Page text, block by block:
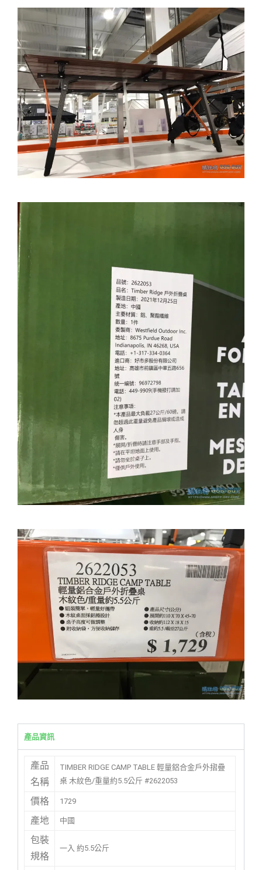
產品資訊
產品
名稱
TIMBER RIDGE CAMP TABLE 輕量鋁合金戶外摺疊
桌 木紋色/重量約5.5公斤 #2622053
價格 1729
產地 中國
包裝
規格
一入 約5.5公斤